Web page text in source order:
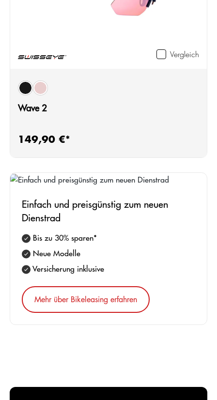
Vergleich
Farbeauswählen
black matt/black
blue matt/black
Wave 2
Regulärer Preis:
149,90 €*
Einfach und preisgünstig zum neuen
Dienstrad
Bis zu 30% sparen*
Neue Modelle
Versicherung inklusive
Mehr über Bikeleasing erfahren